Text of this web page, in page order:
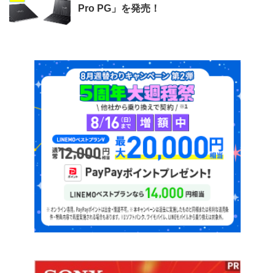
Pro PG」を発売！